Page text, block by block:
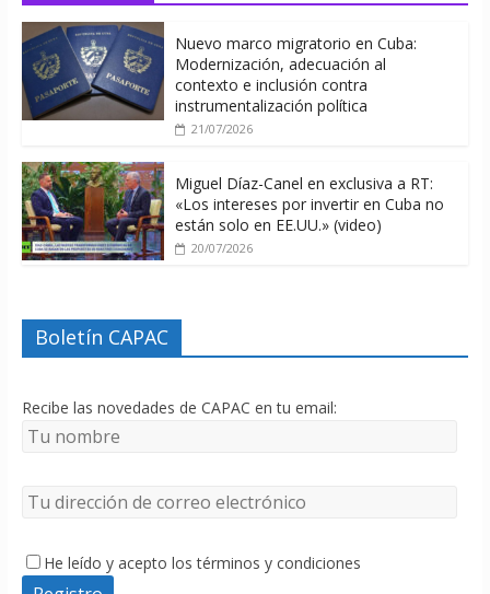
Nuevo marco migratorio en Cuba:
Modernización, adecuación al
contexto e inclusión contra
instrumentalización política
21/07/2026
Miguel Díaz-Canel en exclusiva a RT:
«Los intereses por invertir en Cuba no
están solo en EE.UU.» (video)
20/07/2026
Boletín CAPAC
Recibe las novedades de CAPAC en tu email:
He leído y acepto los términos y condiciones